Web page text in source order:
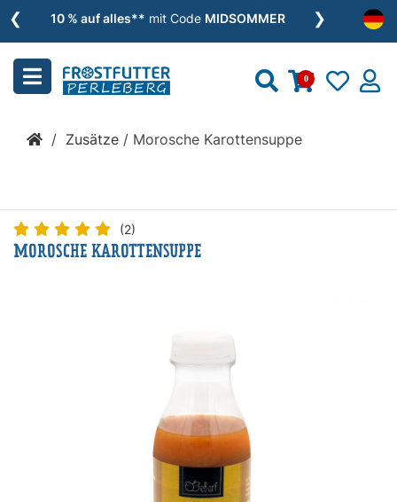
10 % auf alles** mit Code MIDSOMMER
❮ ❯
0
Menu
schließen
Kategorien
Nassfutter
/ Zusätze / Morosche Karottensuppe
(2)
MOROSCHE KAROTTENSUPPE